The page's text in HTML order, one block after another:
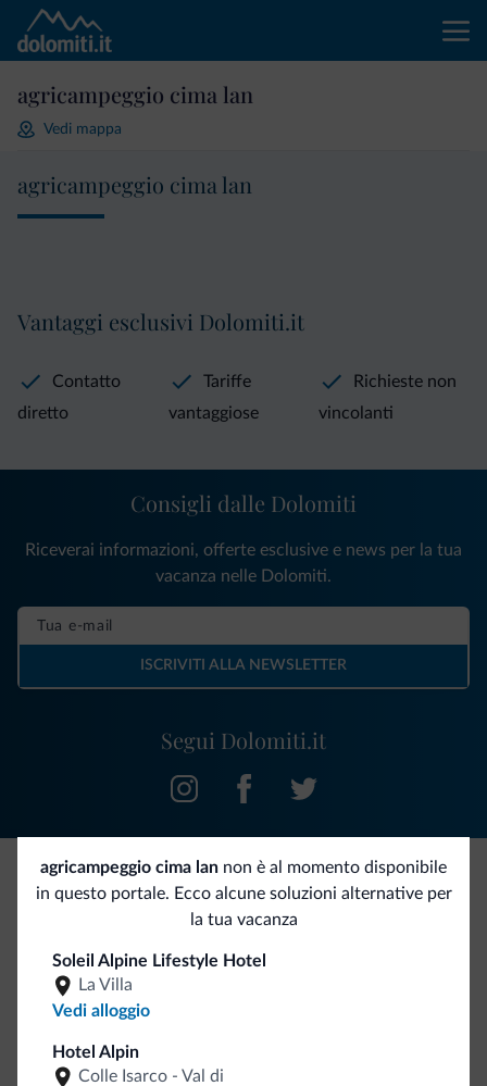
agricampeggio cima lan
Vedi mappa
agricampeggio cima lan
agricampeggio cima lan non è al momento disponibile
in questo portale. Ecco alcune soluzioni alternative per
la tua vacanza
Soleil Alpine Lifestyle Hotel
La Villa
Vedi alloggio
Hotel Alpin
Colle Isarco - Val di
Vantaggi esclusivi Dolomiti.it
Contatto
diretto
Tariffe
vantaggiose
Richieste non
vincolanti
Segui Dolomiti.it
Consigli dalle Dolomiti
Riceverai informazioni, offerte esclusive e news per la tua
vacanza nelle Dolomiti.
ISCRIVITI ALLA NEWSLETTER
Be Original, scopri la nuova collezione
Dolomiti.it!